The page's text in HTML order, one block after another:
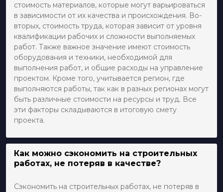
стоимость материалов, которые могут варьироваться
в зависимости от их качества и происхождения. Во-
вторых, стоимость труда, которая зависит от уровня
квалификации рабочих и сложности выполняемых
работ. Также важное значение имеют стоимость
оборудования и техники, необходимой для
выполнения работ, и общие расходы на управление
проектом. Кроме того, учитывается регион, где
выполняются работы, так как в разных регионах могут
быть различные стоимости на ресурсы и труд. Все
эти факторы складываются в итоговую смету
проекта.
Как можно сэкономить на строительных
работах, не потеряв в качестве?
Сэкономить на строительных работах, не потеряв в